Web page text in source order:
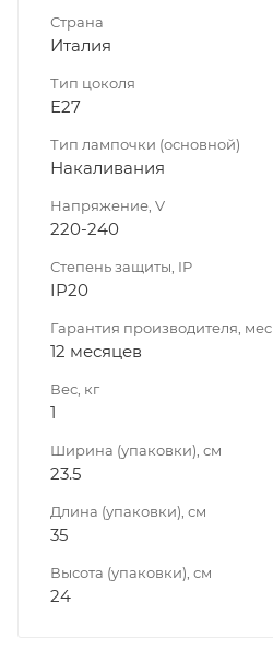
Страна
Италия
Тип цоколя
E27
Тип лампочки (основной)
Накаливания
Напряжение, V
220-240
Степень защиты, IP
IP20
Гарантия производителя, мес
12 месяцев
Вес, кг
1
Ширина (упаковки), см
23.5
Длина (упаковки), см
35
Высота (упаковки), см
24